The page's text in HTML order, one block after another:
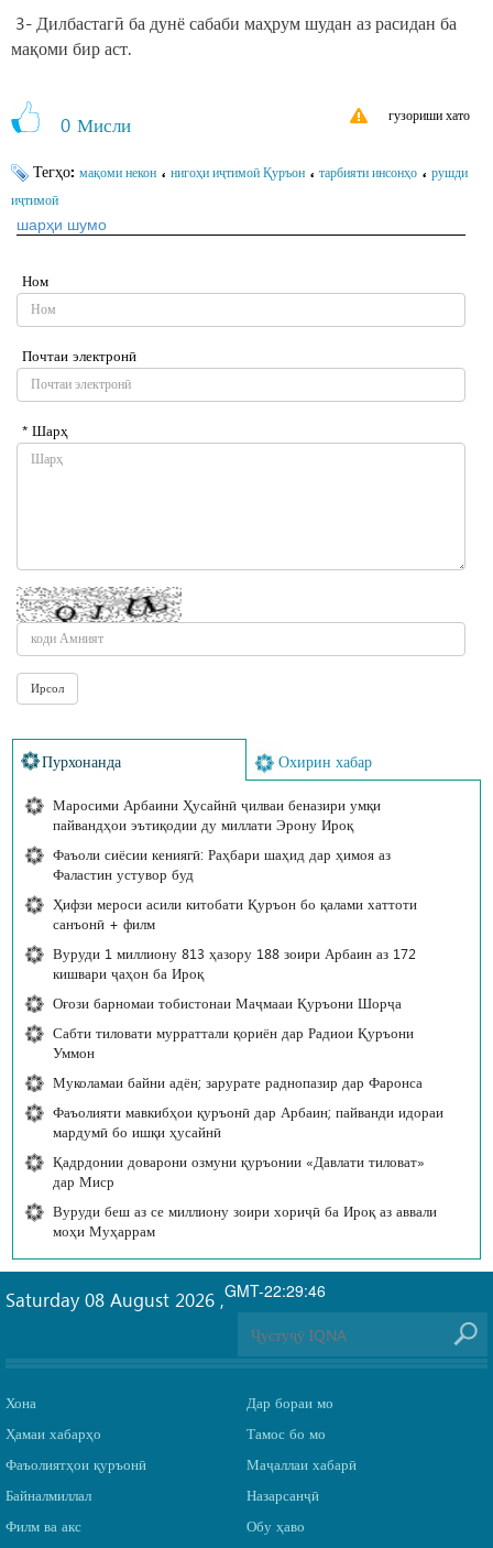
3- Дилбастагӣ ба дунё сабаби маҳрум шудан аз расидан ба
мақоми бир аст.
0 Мисли гузориши хато
Тегҳо: мақоми некон ، нигоҳи иҷтимоӣ Қуръон ، тарбияти инсонҳо ، рушди
иҷтимоӣ
шарҳи шумо
Ном
Почтаи электронӣ
* Шарҳ
Пурхонанда Охирин хабар
Маросими Арбаини Ҳусайнӣ ҷилваи беназири умқи
пайвандҳои эътиқодии ду миллати Эрону Ироқ
Фаъоли сиёсии кениягӣ: Раҳбари шаҳид дар ҳимоя аз
Фаластин устувор буд
Ҳифзи мероси асили китобати Қуръон бо қалами хаттоти
санъонӣ + филм
Вуруди 1 миллиону 813 ҳазору 188 зоири Арбаин аз 172
кишвари ҷаҳон ба Ироқ
Оғози барномаи тобистонаи Маҷмааи Қуръони Шорҷа
Сабти тиловати мурраттали қориён дар Радиои Қуръони
Уммон
Муколамаи байни адён; зарурате раднопазир дар Фаронса
Фаъолияти мавкибҳои қуръонӣ дар Арбаин; пайванди идораи
мардумӣ бо ишқи ҳусайнӣ
Қадрдонии доварони озмуни қуръонии «Давлати тиловат»
дар Миср
Вуруди беш аз се миллиону зоири хориҷӣ ба Ироқ аз аввали
моҳи Муҳаррам
GMT-22:29:46
Saturday 08 August 2026 ,
Хона
Ҳамаи хабарҳо
Фаъолиятҳои қуръонӣ
Байналмиллал
Филм ва акс
Дар бораи мо
Тамос бо мо
Маҷаллаи хабарӣ
Назарсанҷӣ
Обу ҳаво